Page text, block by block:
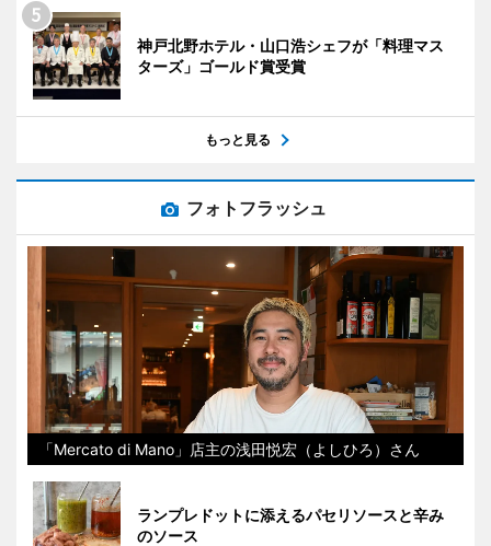
神戸北野ホテル・山口浩シェフが「料理マス
ターズ」ゴールド賞受賞
もっと見る
フォトフラッシュ
「Mercato di Mano」店主の浅田悦宏（よしひろ）さん
ランプレドットに添えるパセリソースと辛み
のソース